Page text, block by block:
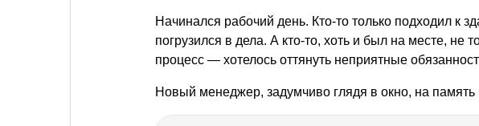
Начинался рабочий день. Кто-то только подходил к
погрузился в дела. А кто-то, хоть и был на месте, не
процесс — хотелось оттянуть неприятные
Новый менеджер, задумчиво глядя в окно, на память